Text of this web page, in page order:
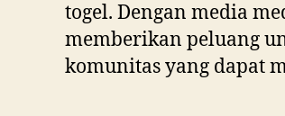
togel. Dengan media
memberikan peluang
komunitas yang dapat